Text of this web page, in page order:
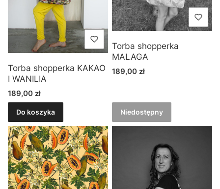
Torba shopperka KAKAO
I WANILIA
Cena
189,00 zł
Do koszyka
Torba shopperka
MALAGA
Cena
189,00 zł
Niedostępny